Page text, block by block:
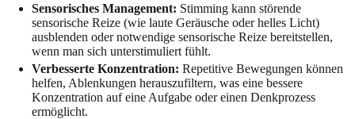
Sensorisches Management: Stimming kann störende
sensorische Reize (wie laute Geräusche oder helles Licht)
ausblenden oder notwendige sensorische Reize bereitstellen,
wenn man sich unterstimuliert fühlt.
Verbesserte Konzentration: Repetitive Bewegungen können
helfen, Ablenkungen herauszufiltern, was eine bessere
Konzentration auf eine Aufgabe oder einen Denkprozess
ermöglicht.